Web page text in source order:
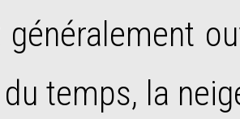
généralement
temps, la